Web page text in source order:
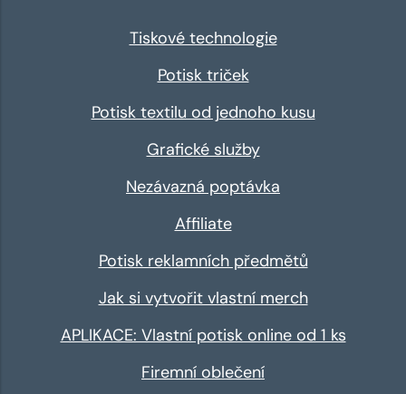
Tiskové technologie
Potisk triček
Potisk textilu od jednoho kusu
Grafické služby
Nezávazná poptávka
Affiliate
Potisk reklamních předmětů
Jak si vytvořit vlastní merch
APLIKACE: Vlastní potisk online od 1 ks
Firemní oblečení